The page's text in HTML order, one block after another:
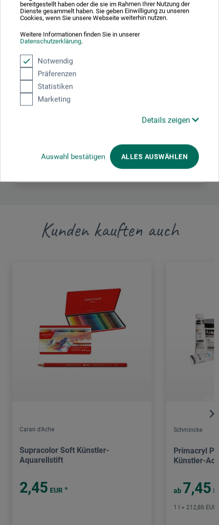
bereitgestellt haben oder die sie im Rahmen Ihrer Nutzung der
Dienste gesammelt haben. Sie geben Einwilligung zu unseren
Cookies, wenn Sie unsere Webseite weiterhin nutzen.
Weitere Informationen finden Sie in unserer
Datenschutzerklärung.
Notwendig
Präferenzen
Statistiken
Marketing
Details zeigen
Auswahl bestätigen ALLES AUSWÄHLEN
Hersteller-Kontakt
Hier finden Sie die Kontaktdaten des Herstellers zu
H. Schmincke & Co. GmbH & Co. KG
DEUTSCHLAND
Kunden kauften auch
Caran d'Ache
Supracolor Soft Künstler-
Aquarellstift
2,45 EUR *
Schmincke
Primacryl
Künstler-
ab 7,45
1 l = 212,86